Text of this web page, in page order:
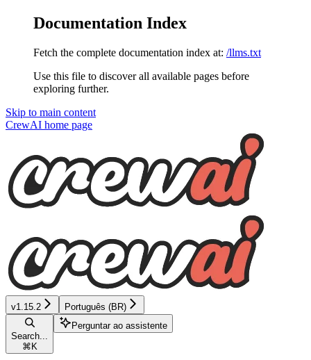
Documentation Index
Fetch the complete documentation index at: /llms.txt
Use this file to discover all available pages before
exploring further.
Skip to main content
CrewAI home page
v1.15.2 Português (BR)
Search...
⌘ K
Perguntar ao assistente